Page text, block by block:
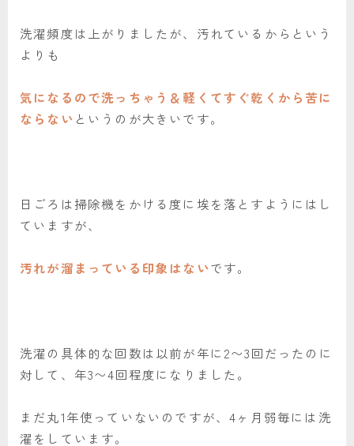
洗濯頻度は上がりましたが、汚れているからという
よりも
気になるので洗っちゃう＆軽くてすぐ乾くから苦に
ならない というのが大きいです。
日ごろは掃除機をかける度に埃を落とすようにはし
ていますが、
汚れが溜まっている印象はないです。
洗濯の具体的な回数は以前が年に2〜3回だったのに
対して、年3〜4回程度になりました。
まだ丸1年使っていないのですが、4ヶ月弱毎には洗
濯をしています。